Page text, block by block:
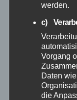
Juni 2026
Mai 2026
April 2026
werden.
c)
Vorgang
Daten
die